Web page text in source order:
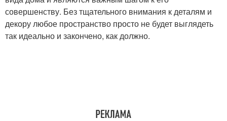
совершенству. Без тщательного внимания к деталям и
декору любое пространство просто не будет выглядеть
так идеально и закончено, как должно.